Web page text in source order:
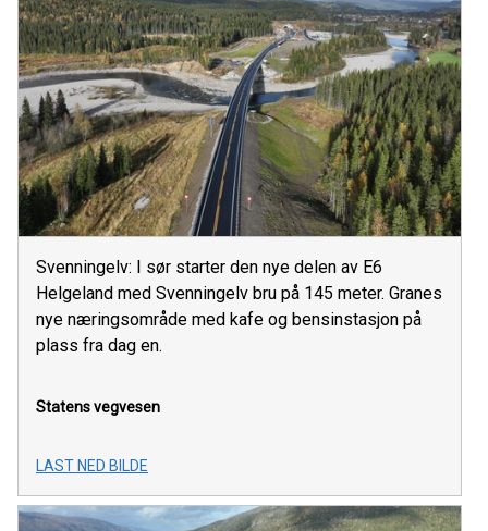
Svenningelv: I sør starter den nye delen av E6
Helgeland med Svenningelv bru på 145 meter. Granes
nye næringsområde med kafe og bensinstasjon på
plass fra dag en.
Statens vegvesen
LAST NED BILDE